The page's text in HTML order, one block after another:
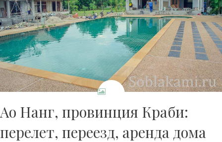
Ао Нанг, провинция Краби:
перелет, переезд, аренда дома